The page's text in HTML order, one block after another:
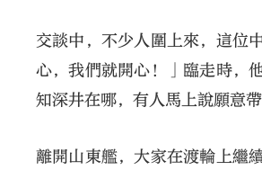
交談中，不少人圍上來，這位
心，我們就開心！」臨走時，
知深井在哪，有人馬上說願意
離開山東艦，大家在渡輪上繼